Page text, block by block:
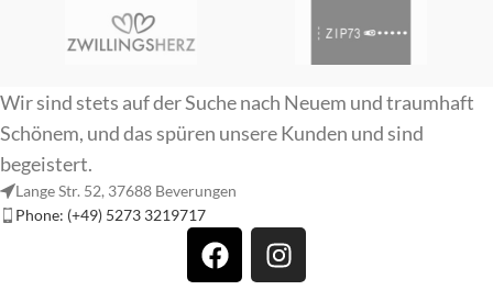
Wir sind stets auf der Suche nach Neuem und traumhaft
Schönem, und das spüren unsere Kunden und sind
begeistert.
Lange Str. 52, 37688 Beverungen
Phone: (+49) 5273 3219717